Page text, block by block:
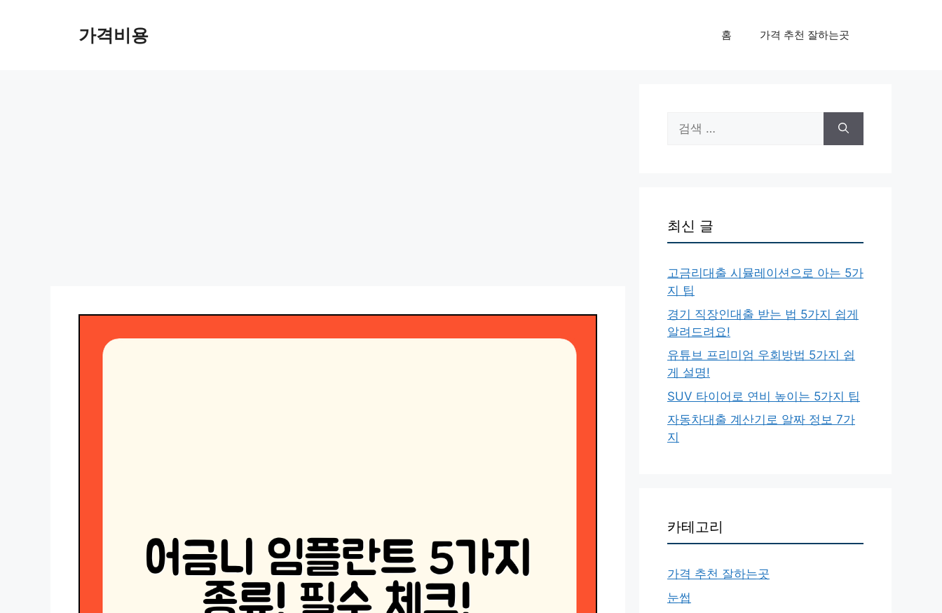
가격비용 홈 가격 추천 잘하는곳
색:
최신 글
고금리대출 시뮬레이션으로 아는 5가
지 팁
경기 직장인대출 받는 법 5가지 쉽게
알려드려요!
유튜브 프리미엄 우회방법 5가지 쉽
게 설명!
SUV 타이어로 연비 높이는 5가지 팁
자동차대출 계산기로 알짜 정보 7가
지
카테고리
가격 추천 잘하는곳
눈썹